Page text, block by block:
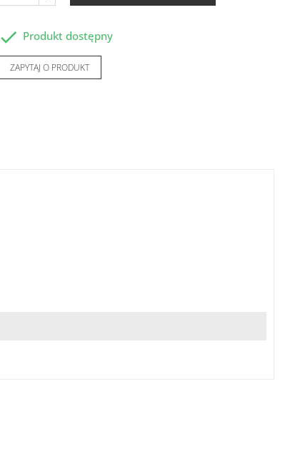
 Produkt dostępny
ZAPYTAJ O PRODUKT